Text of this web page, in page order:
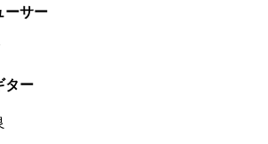
ーサー
ター